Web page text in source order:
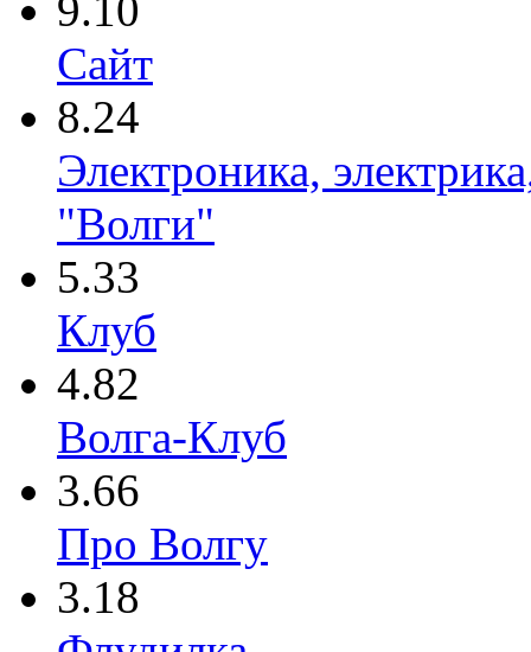
Сайт
8.24
Электроника,
"Волги"
5.33
Клуб
4.82
Волга-Клуб
3.66
Про Волгу
3.18